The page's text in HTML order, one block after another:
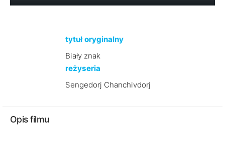
tytuł oryginalny
Biały znak
reżyseria
Sengedorj Chanchivdorj
Opis filmu